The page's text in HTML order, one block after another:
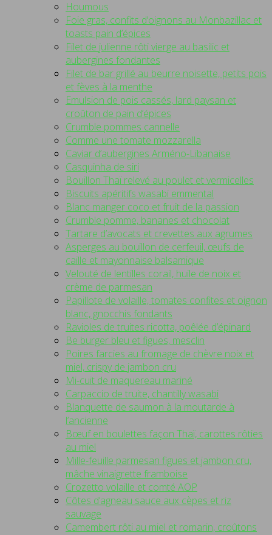
Houmous
Foie gras, confits d’oignons au Monbazillac et
toasts pain d’épices
Filet de julienne rôti vierge au basilic et
aubergines fondantes
Filet de bar grillé au beurre noisette, petits pois
et fèves à la menthe
Emulsion de pois cassés, lard paysan et
croûton de pain d’épices
Crumble pommes cannelle
Comme une tomate mozzarella
Caviar d’aubergines Arméno-Libanaise
Casquinha de siri
Bouillon Thaï relevé au poulet et vermicelles
Biscuits apéritifs wasabi emmental
Blanc manger coco et fruit de la passion
Crumble pomme, bananes et chocolat
Tartare d’avocats et crevettes aux agrumes
Asperges au bouillon de cerfeuil, œufs de
caille et mayonnaise balsamique
Velouté de lentilles corail, huile de noix et
crème de parmesan
Papillote de volaille, tomates confites et oignon
blanc, gnocchis fondants
Ravioles de truites ricotta, poêlée d’épinard
Be burger bleu et figues, mesclin
Poires farcies au fromage de chèvre noix et
miel, crispy de jambon cru
Mi-cuit de maquereau mariné
Carpaccio de truite, chantilly wasabi
Blanquette de saumon à la moutarde à
l’ancienne
Bœuf en boulettes façon Thaï, carottes rôties
au miel
Mille-feuille parmesan figues et jambon cru,
mâche vinaigrette framboise
Crozetto volaille et comté AOP
Côtes d’agneau sauce aux cèpes et riz
sauvage
Camembert rôti au miel et romarin, croûtons